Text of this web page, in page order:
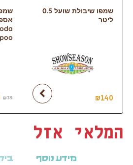
שמפו שיבולת שועל 0.5
ליטר
₪140
₪79
המלאי אזל
מידע נוסף